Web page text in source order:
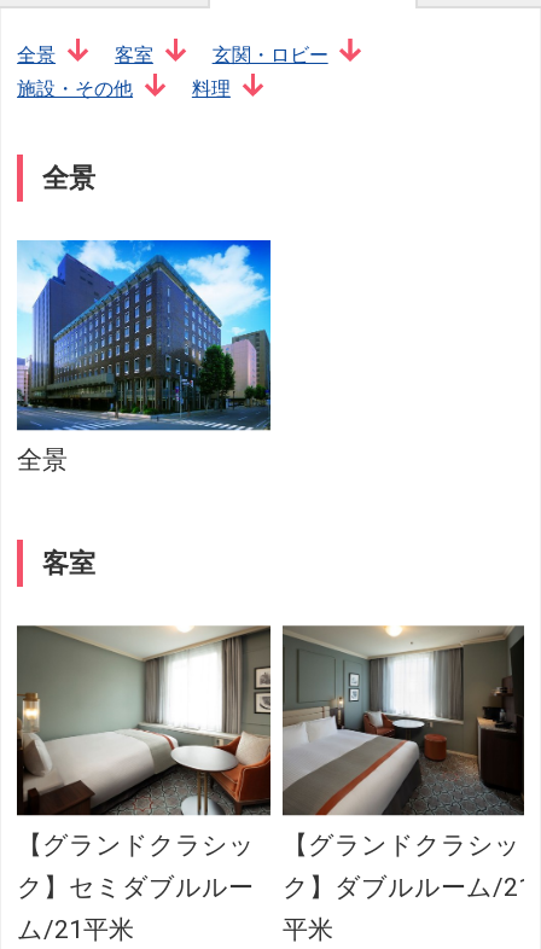
全景 客室
玄関・ロビー
施設・その他
料理
全景
全景
客室
【グランドクラシッ
ク】セミダブルルー
ム/21平米
【グランドクラシッ
ク】ダブルルーム/21
平米